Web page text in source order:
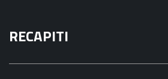
c
e
i
t
t
t
l
RECAPITI